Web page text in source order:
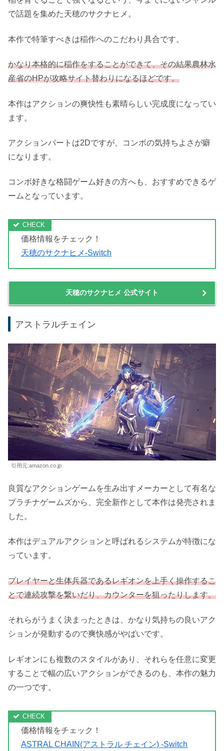
引用元：amazon.co.jp
稲を育てることで強くなるという、今までにないジャンル
で話題を集めた天穂のサクナヒメ。
本作はアクションの爽快性も素晴らしい完成度になってい
ます。
アクションパートは2Dですが、コンボの気持ちよさが癖
になります。
コンボ好きな格闘ゲーム好きの方へも、おすすめできるゲ
ームとなっています。
価格情報をチェック！
天穂のサクナヒメ-Switch
天穂のサクナヒメ 公式サイト
アストラルチェイン
引用元:amazon.co.jp
本作はデュアルアクションと呼ばれるシステムが特徴にな
っています。
とで連続攻撃を繋いだり、カウンターを狙ったりします。
それらがうまく決まったときは、かなり気持ちの良いアク